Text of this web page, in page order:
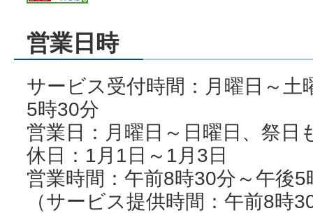
営業日時
サービス受付時間：月曜日～
5時30分
営業日：月曜日～日曜日、祭日
休日：1月1日～1月3日
営業時間：午前8時30分～午後5
（サービス提供時間：午前8時